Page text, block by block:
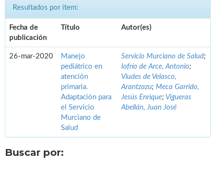
Resultados por ítem:
Fecha de
publicación
Título Autor(es)
26-mar-2020
Manejo
pediátrico en
atención
primaria.
Adaptación para
el Servicio
Murciano de
Salud
Servicio Murciano de Salud;
Iofrío de Arce, Antonio;
Viudes de Velasco,
Arantzazu; Meca Garrido,
Jesús Enrique; Vigueras
Abellán, Juan José
Buscar por: